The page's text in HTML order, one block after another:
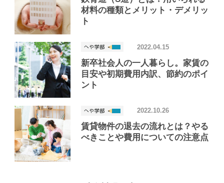
材料の種類とメリット・デメリッ
ト
新卒社会人の一人暮らし。家賃の
目安や初期費用内訳、節約のポイ
ント
2022.04.15
賃貸物件の退去の流れとは？やる
べきことや費用についての注意点
2022.10.26